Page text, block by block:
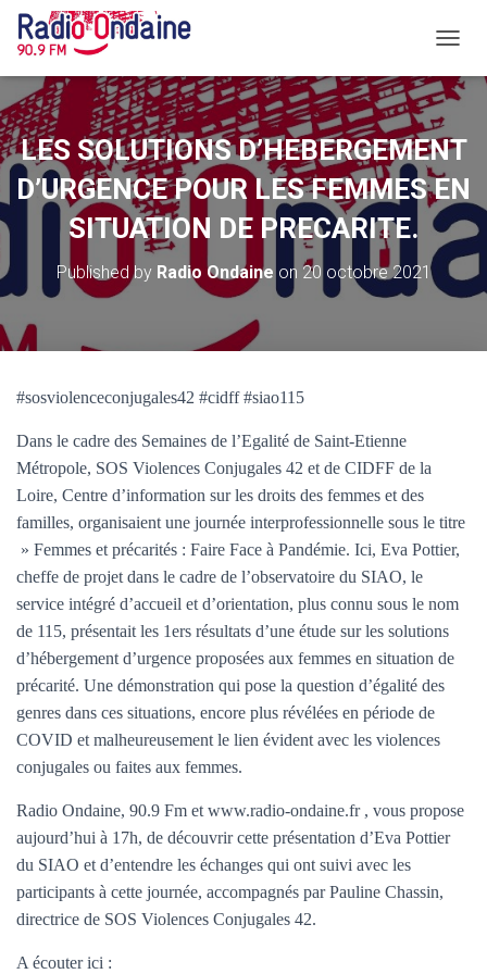
U
V
I
R
/
F
E
R
M
E
R
O
N
LES SOLUTIONS D’HEBERGEMENT
D’URGENCE POUR LES FEMMES EN
SITUATION DE PRECARITE.
Published by Radio Ondaine on 20 octobre 2021
#sosviolenceconjugales42 #cidff #siao115
Dans le cadre des Semaines de l’Egalité de Saint-Etienne
Métropole, SOS Violences Conjugales 42 et de CIDFF de la
Loire, Centre d’information sur les droits des femmes et des
familles, organisaient une journée interprofessionnelle sous le titre
» Femmes et précarités : Faire Face à Pandémie. Ici, Eva Pottier,
cheffe de projet dans le cadre de l’observatoire du SIAO, le
service intégré d’accueil et d’orientation, plus connu sous le nom
de 115, présentait les 1ers résultats d’une étude sur les solutions
d’hébergement d’urgence proposées aux femmes en situation de
précarité. Une démonstration qui pose la question d’égalité des
genres dans ces situations, encore plus révélées en période de
COVID et malheureusement le lien évident avec les violences
conjugales ou faites aux femmes.
Radio Ondaine, 90.9 Fm et www.radio-ondaine.fr , vous propose
aujourd’hui à 17h, de découvrir cette présentation d’Eva Pottier
du SIAO et d’entendre les échanges qui ont suivi avec les
participants à cette journée, accompagnés par Pauline Chassin,
directrice de SOS Violences Conjugales 42.
A écouter ici :